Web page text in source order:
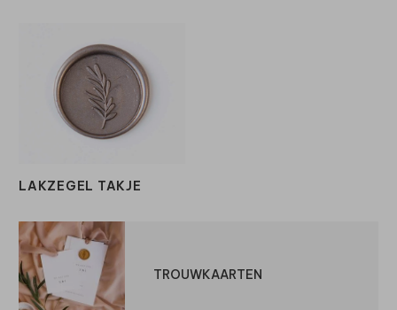
LAKZEGEL TAKJE
TROUWKAARTEN